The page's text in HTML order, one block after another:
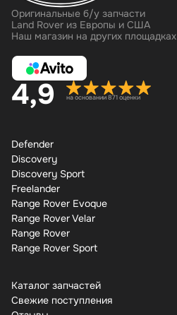
Оригинальные б/у запчасти
Land Rover из Европы и США
Наш магазин на других площадках
4,9 на основании 871 оценки
Defender
Discovery
Discovery Sport
Freelander
Range Rover Evoque
Range Rover Velar
Range Rover
Range Rover Sport
Каталог запчастей
Свежие поступления